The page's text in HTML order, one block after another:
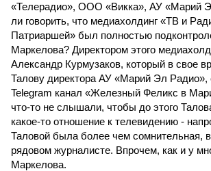
«Телерадио», ООО «Викка», АУ «Марий
ли говорить, что медиахолдинг «ТВ и
Патриаршей» был полностью
Маркелова? Директором этого
Александр Курмузаков, который в свое
Талову директора АУ «Марий Эл Радио»,
Telеgram канал «Железный Феликс в
что-то не слышали, чтобы до этого
какое-то отношение к телевидению -
Таловой была более чем сомнительная,
рядовом журналисте. Впрочем, как и у
Маркелова.